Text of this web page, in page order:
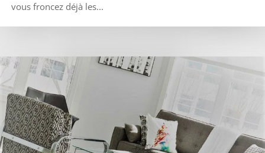
vous froncez déjà les...